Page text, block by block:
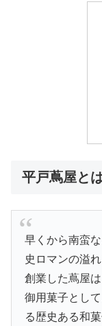
平戸蔦屋と
早くから南蛮
史ロマンの溢
創業した蔦屋
御用菓子とし
る歴史ある和